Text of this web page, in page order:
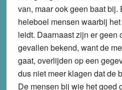
van, maar ook geen baat bij.
heleboel mensen waarbij
leidt. Daarnaast zijn er geen
gevallen bekend, want de
gaat, overlijden op een
dus niet meer klagen dat de
De mensen bij wie het goed